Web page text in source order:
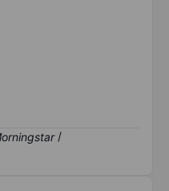
/